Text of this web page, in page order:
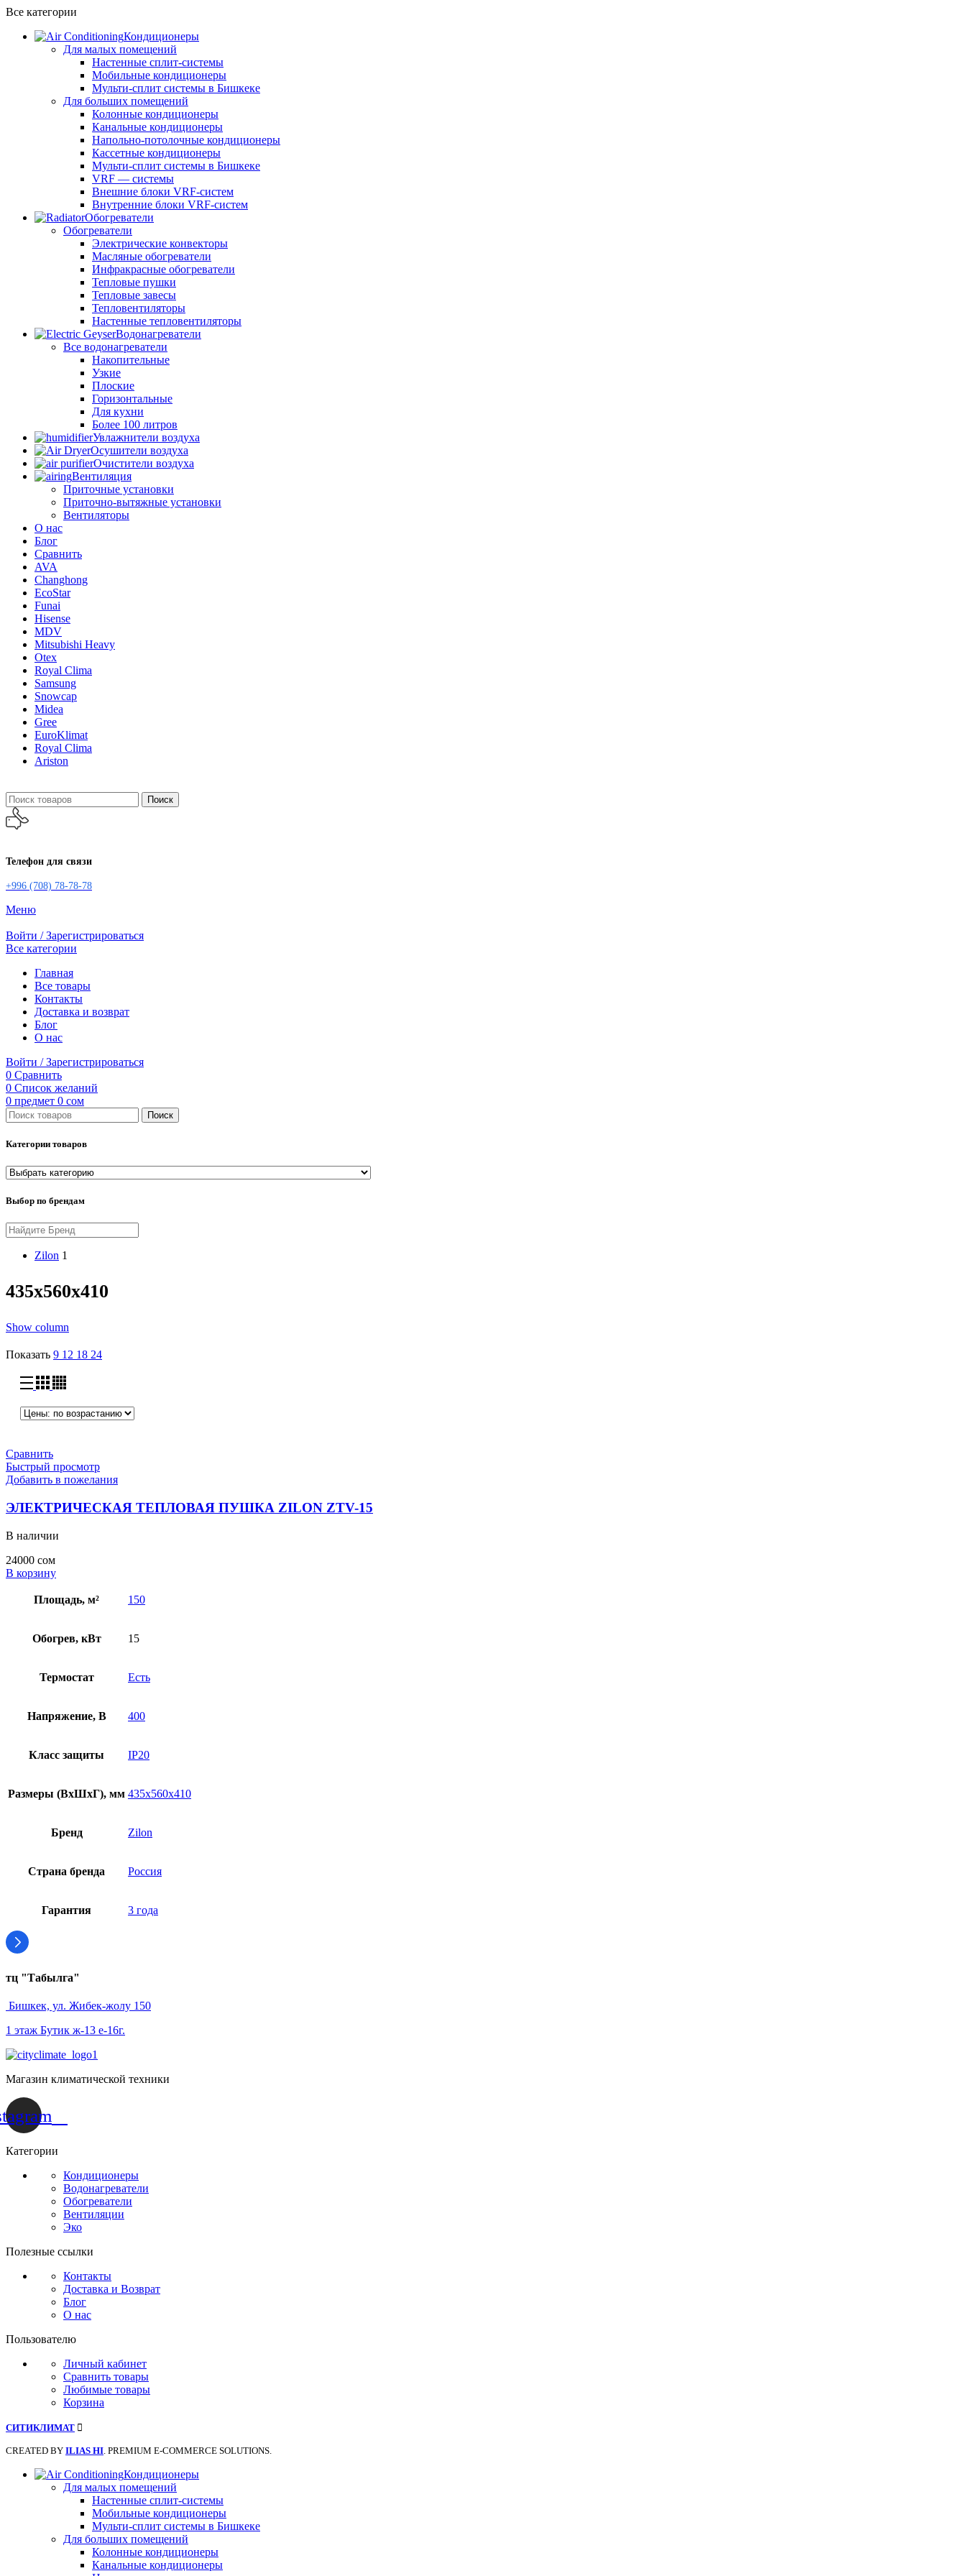
Все категории
Кондиционеры
Для малых помещений
Настенные сплит-системы
Мобильные кондиционеры
Мульти-сплит системы в Бишкеке
Для больших помещений
Колонные кондиционеры
Канальные кондиционеры
Напольно-потолочные кондиционеры
Кассетные кондиционеры
Мульти-сплит системы в Бишкеке
VRF — системы
Внешние блоки VRF-систем
Внутренние блоки VRF-систем
Обогреватели
Обогреватели
Электрические конвекторы
Масляные обогреватели
Инфракрасные обогреватели
Тепловые пушки
Тепловые завесы
Тепловентиляторы
Настенные тепловентиляторы
Водонагреватели
Все водонагреватели
Накопительные
Узкие
Плоские
Горизонтальные
Для кухни
Более 100 литров
Увлажнители воздуха
Осушители воздуха
Очистители воздуха
Вентиляция
Приточные установки
Приточно-вытяжные установки
Вентиляторы
О нас
Блог
Сравнить
AVA
Changhong
EcoStar
Funai
Hisense
MDV
Mitsubishi Heavy
Otex
Royal Clima
Samsung
Snowcap
Midea
Gree
EuroKlimat
Royal Clima
Ariston
Поиск
Телефон для связи
+996 (708) 78-78-78
Меню
Войти / Зарегистрироваться
Все категории
Главная
Все товары
Контакты
Доставка и возврат
Блог
О нас
Войти / Зарегистрироваться
0 Сравнить
0 Список желаний
0 предмет 0 сом
Поиск
Категории товаров
Выбор по брендам
Zilon 1
435x560x410
Show column
Показать 9 12 18 24
Сравнить
Быстрый просмотр
Добавить в пожелания
ЭЛЕКТРИЧЕСКАЯ ТЕПЛОВАЯ ПУШКА ZILON ZTV-15
В наличии
24000 сом
В корзину
Площадь, м² 150
Обогрев, кВт 15
Термостат Есть
Напряжение, В 400
Класс защиты IP20
Размеры (ВхШхГ), мм 435x560x410
Бренд Zilon
Страна бренда Россия
Гарантия 3 года
тц "Табылга"
Бишкек, ул. Жибек-жолу 150
1 этаж Бутик ж-13 е-16г.
Магазин климатической техники
Категории
Кондиционеры
Водонагреватели
Обогреватели
Вентиляции
Эко
Полезные ссылки
Контакты
Доставка и Возврат
Блог
О нас
Пользователю
Личный кабинет
Сравнить товары
Любимые товары
Корзина
СИТИКЛИМАТ
CREATED BY ILIAS HI . PREMIUM E-COMMERCE SOLUTIONS.
Кондиционеры
Для малых помещений
Настенные сплит-системы
Мобильные кондиционеры
Мульти-сплит системы в Бишкеке
Для больших помещений
Колонные кондиционеры
Канальные кондиционеры